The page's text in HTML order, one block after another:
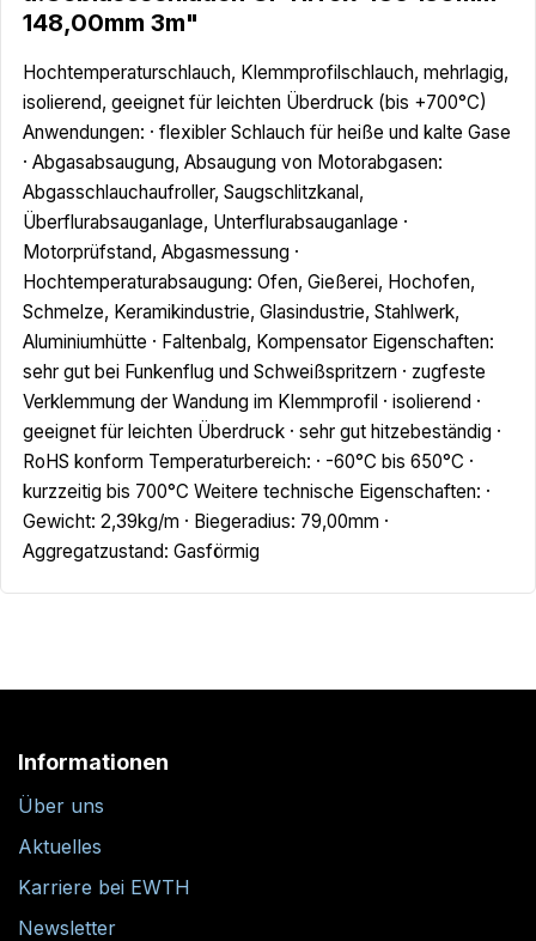
148,00mm 3m"
Hochtemperaturschlauch, Klemmprofilschlauch, mehrlagig,
isolierend, geeignet für leichten Überdruck (bis +700°C)
Anwendungen: · flexibler Schlauch für heiße und kalte Gase
· Abgasabsaugung, Absaugung von Motorabgasen:
Abgasschlauchaufroller, Saugschlitzkanal,
Überflurabsauganlage, Unterflurabsauganlage ·
Motorprüfstand, Abgasmessung ·
Hochtemperaturabsaugung: Ofen, Gießerei, Hochofen,
Schmelze, Keramikindustrie, Glasindustrie, Stahlwerk,
Aluminiumhütte · Faltenbalg, Kompensator Eigenschaften:
sehr gut bei Funkenflug und Schweißspritzern · zugfeste
Verklemmung der Wandung im Klemmprofil · isolierend ·
geeignet für leichten Überdruck · sehr gut hitzebeständig ·
RoHS konform Temperaturbereich: · -60°C bis 650°C ·
kurzzeitig bis 700°C Weitere technische Eigenschaften: ·
Gewicht: 2,39kg/m · Biegeradius: 79,00mm ·
Aggregatzustand: Gasförmig
Informationen
Über uns
Aktuelles
Karriere bei EWTH
Newsletter